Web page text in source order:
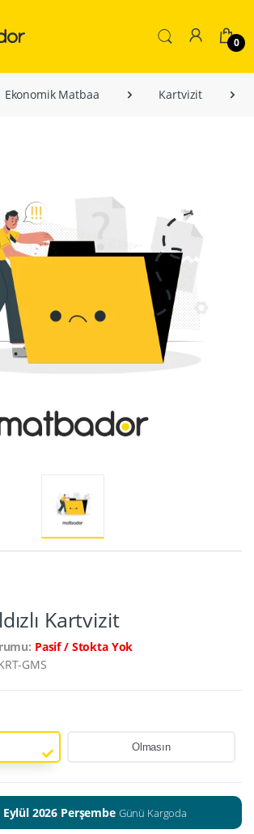
0
Ekonomik Matbaa Kartvizit
Kartvizit
Pasif / Stokta Yok
GMS
Olmasın
Eylül 2026 Perşembe Günü Kargoda